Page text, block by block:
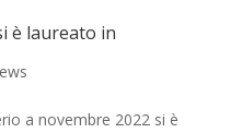
è laureato in
a novembre 2022 si è